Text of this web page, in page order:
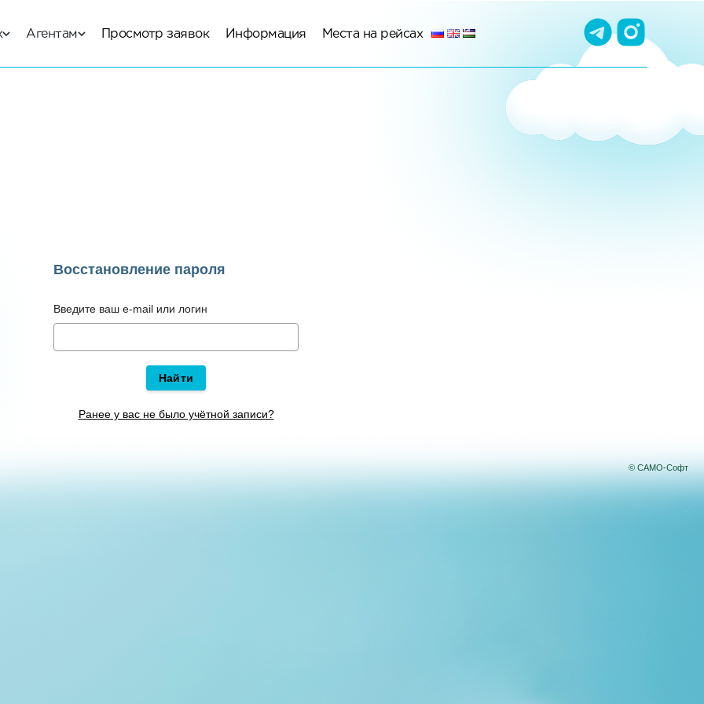
Агентам Просмотр заявок Информация Места на рейсах
Восстановление пароля
Введите ваш e-mail или логин
Найти
Ранее у вас не было учётной записи?
© САМО-Софт